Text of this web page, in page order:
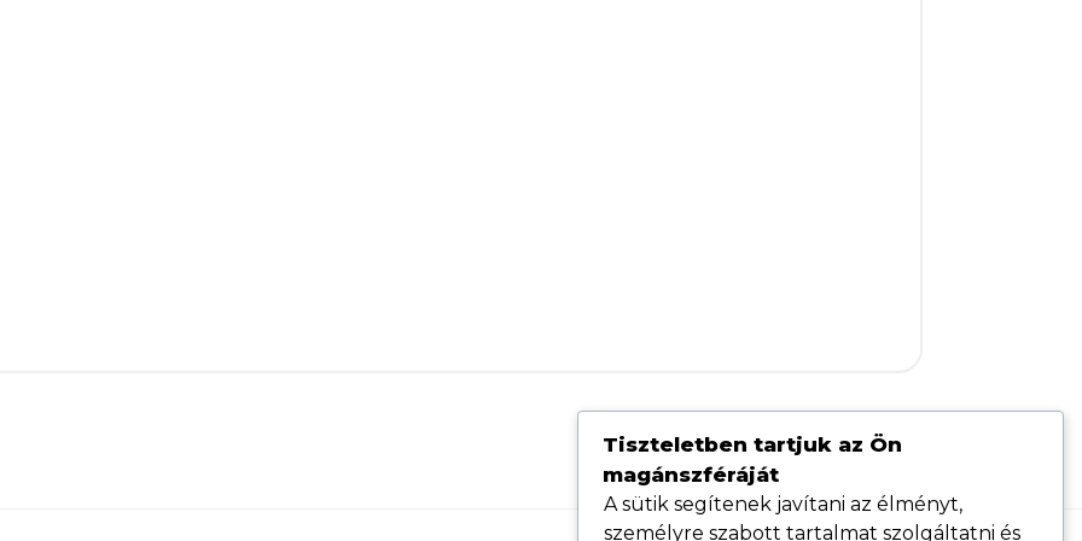
Tiszteletben tartjuk az Ön
magánszféráját
A sütik segítenek javítani az élményt,
személyre szabott tartalmat szolgáltatni és